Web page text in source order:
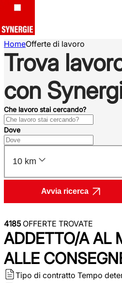
HomeOfferte di lavoro
Trova
con
Che lavoro stai cercando?
Dove
10 km
Avvia ricerca
4185OFFERTE TROVATE
ADDETTO/A AL
ALLE
Tipo di contratto Tempo